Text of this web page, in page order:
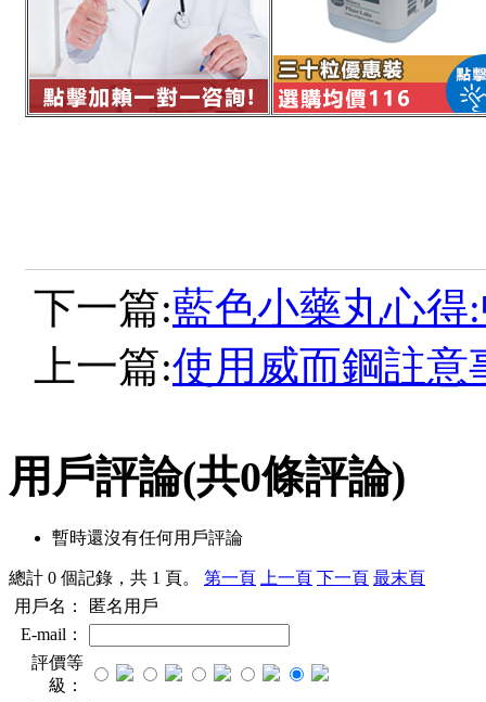
下一篇:藍色小藥丸心得
上一篇:使用威而鋼註意
用戶評論(共0條評論)
暫時還沒有任何用戶評論
總計 0 個記錄，共 1 頁。 第一頁 上一頁 下一頁 最末頁
用戶名：
匿名用戶
E-mail：
評價等
級：